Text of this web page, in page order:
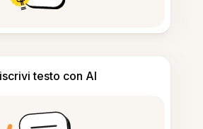
testo con AI